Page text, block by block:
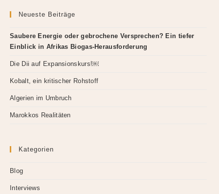
Neueste Beiträge
Saubere Energie oder gebrochene Versprechen? Ein tiefer
Einblick in Afrikas Biogas-Herausforderung
Die Dii auf Expansionskurs!￼
Kobalt, ein kritischer Rohstoff
Algerien im Umbruch
Marokkos Realitäten
Kategorien
Blog
Interviews